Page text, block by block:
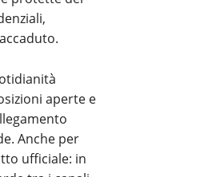
aperte e
Anche per
ufficiale: in